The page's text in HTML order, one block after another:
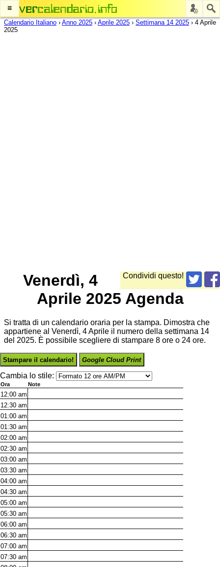
≡
Calendario Italiano › Anno 2025 › Aprile 2025 › Settimana 14 2025 › 4 Aprile
2025
Condividi questo!
Venerdì, 4
Aprile 2025 Agenda
Si tratta di un calendario oraria per la stampa. Dimostra che
appartiene al Venerdì, 4 Aprile il numero della settimana 14
del 2025. È possibile scegliere di stampare 8 ore o 24 ore.
Stampare il calendario! Google Cloud Print
Cambia lo stile:
Ora Note
12:00 am
12:30 am
01:00 am
01:30 am
02:00 am
02:30 am
03:00 am
03:30 am
04:00 am
04:30 am
05:00 am
05:30 am
06:00 am
06:30 am
07:00 am
07:30 am